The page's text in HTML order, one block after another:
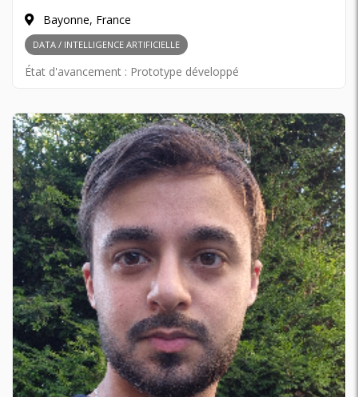
Bayonne, France
DATA / INTELLIGENCE ARTIFICIELLE
État d'avancement : Prototype développé